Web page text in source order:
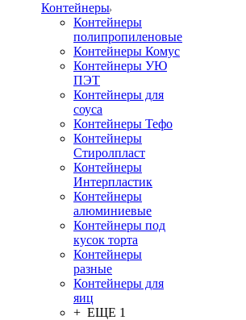
Контейнеры
Контейнеры
полипропиленовые
Контейнеры Комус
Контейнеры УЮ
ПЭТ
Контейнеры для
соуса
Контейнеры Тефо
Контейнеры
Стиролпласт
Контейнеры
Интерпластик
Контейнеры
алюминиевые
Контейнеры под
кусок торта
Контейнеры
разные
Контейнеры для
яиц
+ ЕЩЕ 1